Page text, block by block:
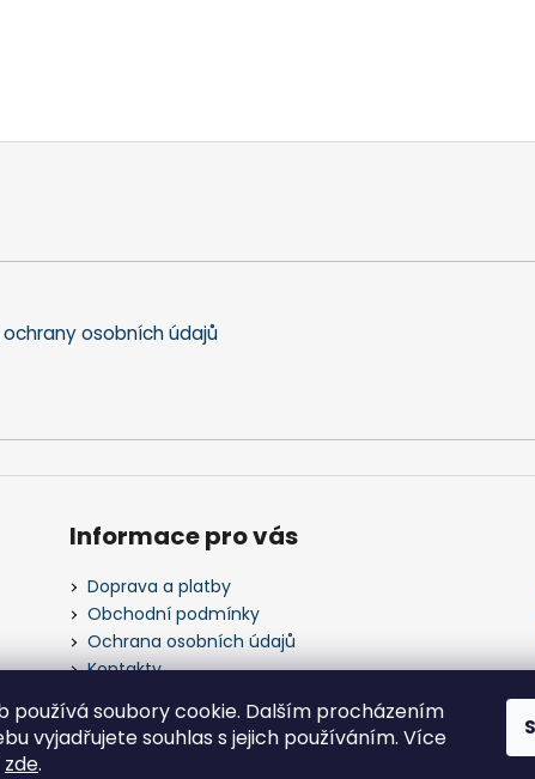
používá soubory cookie. Dalším procházením
vyjadřujete souhlas s jejich používáním. Více
zde.
osobních údajů
Informace pro vás
Doprava a platby
Obchodní podmínky
Ochrana osobních údajů
Kontakty